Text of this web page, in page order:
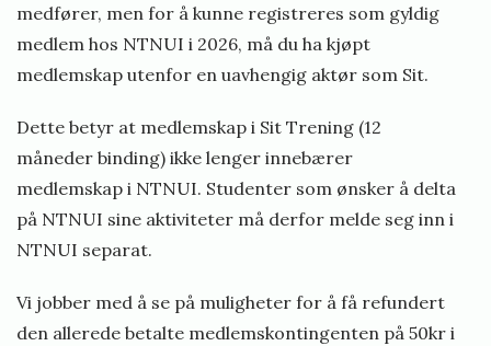
a
u
n
medfører, men for å kunne registreres som gyldig
medlem hos NTNUI i 2026, må du ha kjøpt
medlemskap utenfor en uavhengig aktør som Sit.
Dette betyr at medlemskap i Sit Trening (12
måneder binding) ikke lenger innebærer
medlemskap i NTNUI. Studenter som ønsker å delta
på NTNUI sine aktiviteter må derfor melde seg inn i
NTNUI separat.
Vi jobber med å se på muligheter for å få refundert
den allerede betalte medlemskontingenten på 50kr i